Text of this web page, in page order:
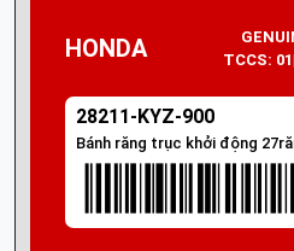
HONDA
TCCS:
28211-KYZ-900
Bánh răng trục khởi động